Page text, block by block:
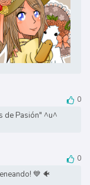
0
de Pasión" ^u^
0
💙 🐠